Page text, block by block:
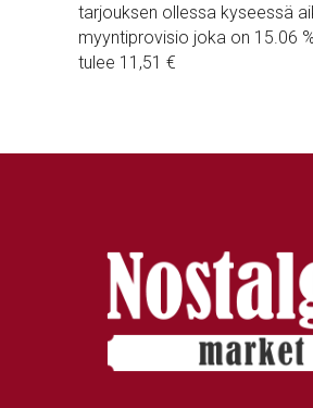
tarjouksen ollessa kyseessä
myyntiprovisio joka on 15.06
tulee 11,51 €